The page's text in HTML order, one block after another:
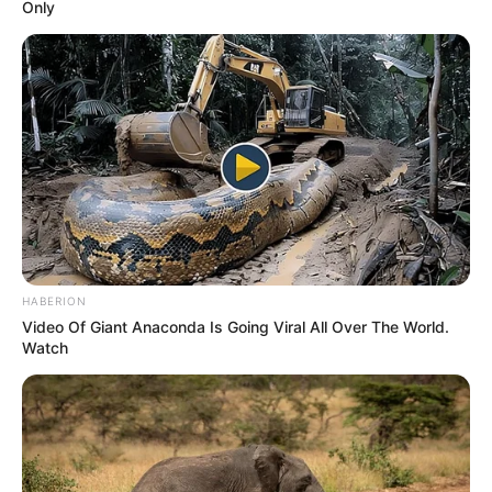
transformación extrema.Un impresionante y
sumamente controvertido caso de modificación
corporal e identidad ha encendido por completo
los focos rojos de las plataformas digitales en
Only
HABERION
Video Of Giant Anaconda Is Going Viral All Over The World.
Watch